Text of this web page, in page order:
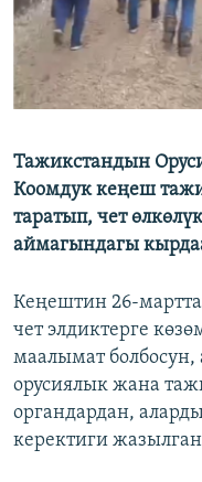
Тажикстандын
Коомдук кеңеш
таратып, чет
аймагындагы
Кеңештин 26-
чет элдиктерге
маалымат болбосун,
орусиялык жана
органдардан,
керектиги